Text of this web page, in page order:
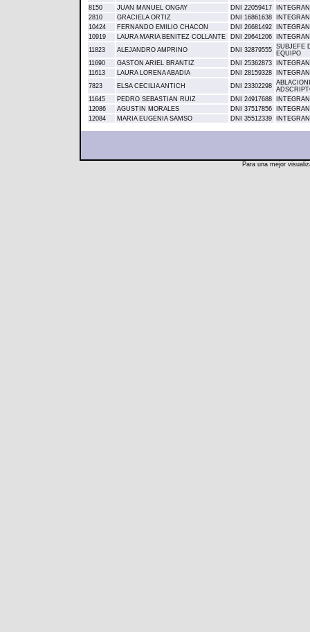
Para una mejor
8150
JUAN MANUEL ONGAY DNI 22059417
2810
GRACIELA ORTIZ DNI 16861638
10424
FERNANDO EMILIO CHACON DNI 26681492
10919
LAURA MARIA BENITEZ COLLANTE DNI 29641206
11823
ALEJANDRO AMPRINO DNI 32879555
SUBJEFE
EQUIPO
11690
GASTON ARIEL BRANTIZ DNI 25362873
11613
LAURA LORENA ABADIA DNI 28159328
7823
ELSA CECILIA ANTICH DNI 23302298
11645
PEDRO SEBASTIAN RUIZ DNI 24917688
12086
AGUSTIN MORALES DNI 37517856
12084
MARIA EUGENIA SAMSO DNI 35512339